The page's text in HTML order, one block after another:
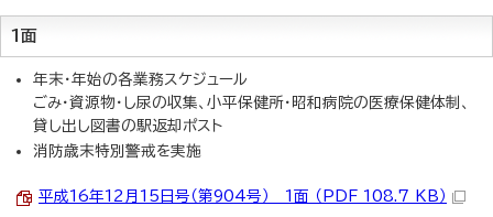
1面
年末・年始の各業務スケジュール
ごみ・資源物・し尿の収集、小平保健所・昭和病院の医療保健体制、
貸し出し図書の駅返却ポスト
消防歳末特別警戒を実施
平成16年12月15日号（第904号） 1面 （PDF 108.7 KB）